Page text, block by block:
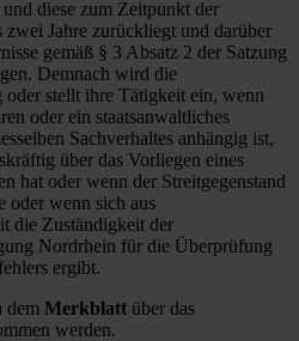
diese zum Zeitpunkt der
Jahre zurückliegt und darüber
gemäß § 3 Absatz 2 der Satzung
Demnach wird die
oder stellt ihre Tätigkeit ein, wenn
oder ein staatsanwaltliches
Sachverhaltes anhängig ist,
über das Vorliegen eines
hat oder wenn der Streitgegenstand
oder wenn sich aus
die Zuständigkeit der
Nordrhein für die Überprüfung
ergibt.
dem Merkblatt über das
werden.